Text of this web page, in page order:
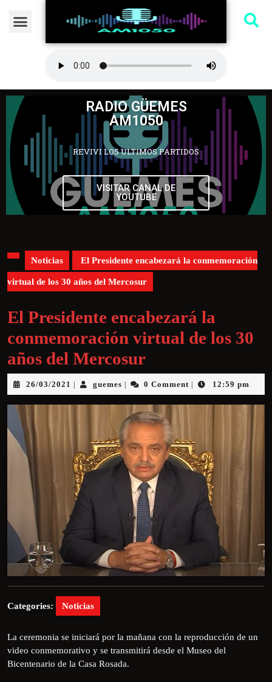
RADIO GÜEMES
AM1050
REVIVI LOS ULTIMOS PARTIDOS
VISITAR CANAL DE
YOUTUBE
Noticias El Presidente encabezará la conmemoración
virtual de los 30 años del Mercosur
El Presidente encabezará la
conmemoración virtual de los 30
años del Mercosur
26/03/2021 guemes 0 Comment 12:59 pm
Categories: Noticias
La ceremonia se iniciará por la mañana con la reproducción de un
video conmemorativo y se transmitirá desde el Museo del
Bicentenario de la Casa Rosada.